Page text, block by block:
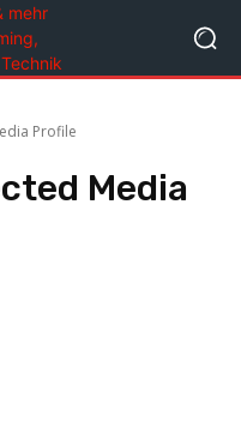
Profile
Media